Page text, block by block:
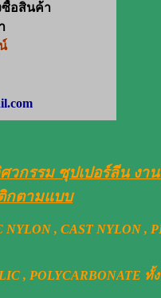
อสินค้า
วกรรม ซุปเปอร์ลีน งา
กตามแบบ
, CAST NYLON ,
, POLYCARBONATE